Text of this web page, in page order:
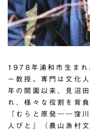
1978年浦和市生まれ
ー教授。専門は文化
年の開園以来、見沼
れ、様々な役割を背
『むらと原発――窪
人びと』（農山漁村